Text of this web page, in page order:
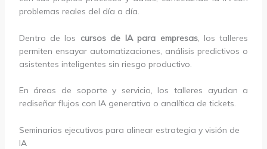
problemas reales del día a día.
Dentro de los cursos de IA para empresas, los talleres
permiten ensayar automatizaciones, análisis predictivos o
asistentes inteligentes sin riesgo productivo.
En áreas de soporte y servicio, los talleres ayudan a
rediseñar flujos con IA generativa o analítica de tickets.
Seminarios ejecutivos para alinear estrategia y visión de
IA